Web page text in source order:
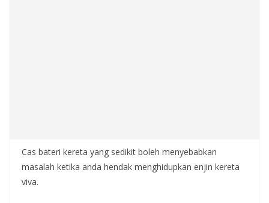
Cas bateri kereta yang sedikit boleh menyebabkan
masalah ketika anda hendak menghidupkan enjin kereta
viva.